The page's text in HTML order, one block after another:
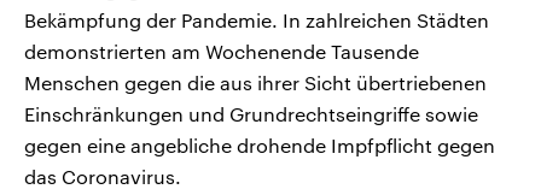
Bekämpfung der Pandemie. In zahlreichen Städten
demonstrierten am Wochenende Tausende
Menschen gegen die aus ihrer Sicht übertriebenen
Einschränkungen und Grundrechtseingriffe sowie
gegen eine angebliche drohende Impfpflicht gegen
das Coronavirus.